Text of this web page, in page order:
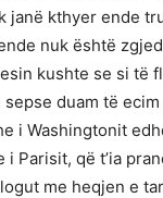
janë kthyer ende
nuk është
kushte se si të
duam të
i Washingtonit
i Parisit, që t’ia
me heqjen e